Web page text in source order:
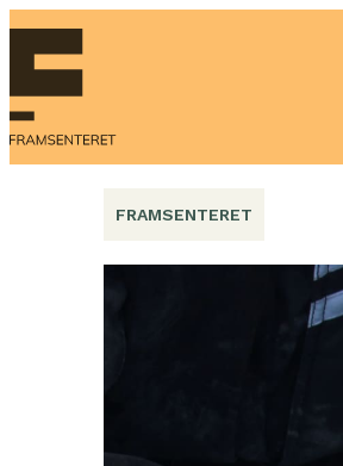
Hopp
innhold
FRAMSENTERET